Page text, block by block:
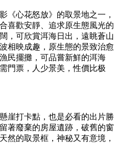
《心花怒放》的取景地之一，
喜歡安靜、追求原生態風光的
，可欣賞洱海日出，遠眺蒼山
相映成趣，原生態的景致治愈
民擺攤，可品嘗新鮮的洱海
門票，人少景美，性價比极
崖打卡點，也是必看的出片勝
著廢棄的房屋遺跡，破舊的窗
然的取景框，神秘又有意境，